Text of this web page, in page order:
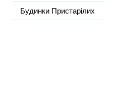
Будинки Пристарілих